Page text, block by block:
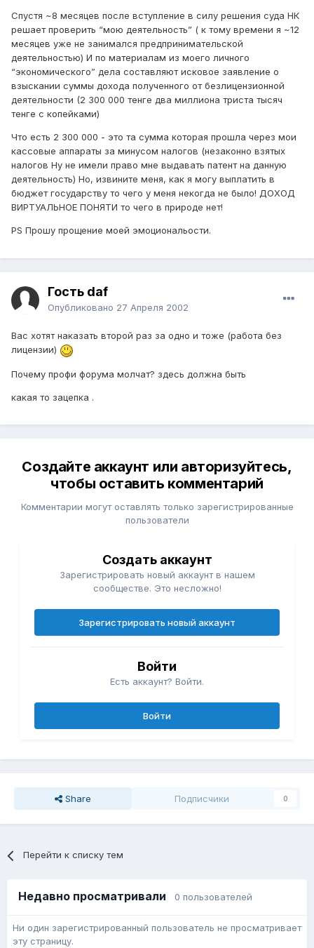
Спустя ~8 месяцев после вступление в силу решения суда НК
решает проверить “мою деятельность” ( к тому времени я ~12
месяцев уже не занимался предпринимательской
деятельностью) И по материалам из моего личного
“экономического” дела составляют исковое заявление о
взыскании суммы дохода полученного от безлицензионной
деятельности (2 300 000 тенге два миллиона триста тысяч
тенге с копейками)
Что есть 2 300 000 - это та сумма которая прошла через мои
кассовые аппараты за минусом налогов (незаконно взятых
налогов Ну не имели право мне выдавать патент на данную
деятельность) Но, извините меня, как я могу выплатить в
бюджет государству то чего у меня некогда не было! ДОХОД
ВИРТУАЛЬНОЕ ПОНЯТИ то чего в природе нет!
PS Прошу прощение моей эмоциональости.
Гость daf
Опубликовано 27 Апреля 2002
Вас хотят наказать второй раз за одно и тоже (работа без
лицензии)
Почему профи форума молчат? здесь должна быть
какая то зацепка .
Создайте аккаунт или авторизуйтесь,
чтобы оставить комментарий
Комментарии могут оставлять только зарегистрированные
пользователи
Создать аккаунт
Зарегистрировать новый аккаунт в нашем
сообществе. Это несложно!
Зарегистрировать новый аккаунт
Войти
Есть аккаунт? Войти.
Войти
Share Подписчики 0
Перейти к списку тем
Недавно просматривали 0 пользователей
Ни один зарегистрированный пользователь не просматривает
эту страницу.